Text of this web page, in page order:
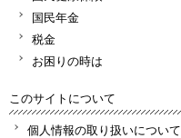
国民年金
税金
お困りの時は
このサイトについて
個人情報の取り扱いについて